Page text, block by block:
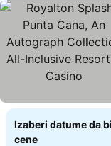
Izaberi datume da
cene